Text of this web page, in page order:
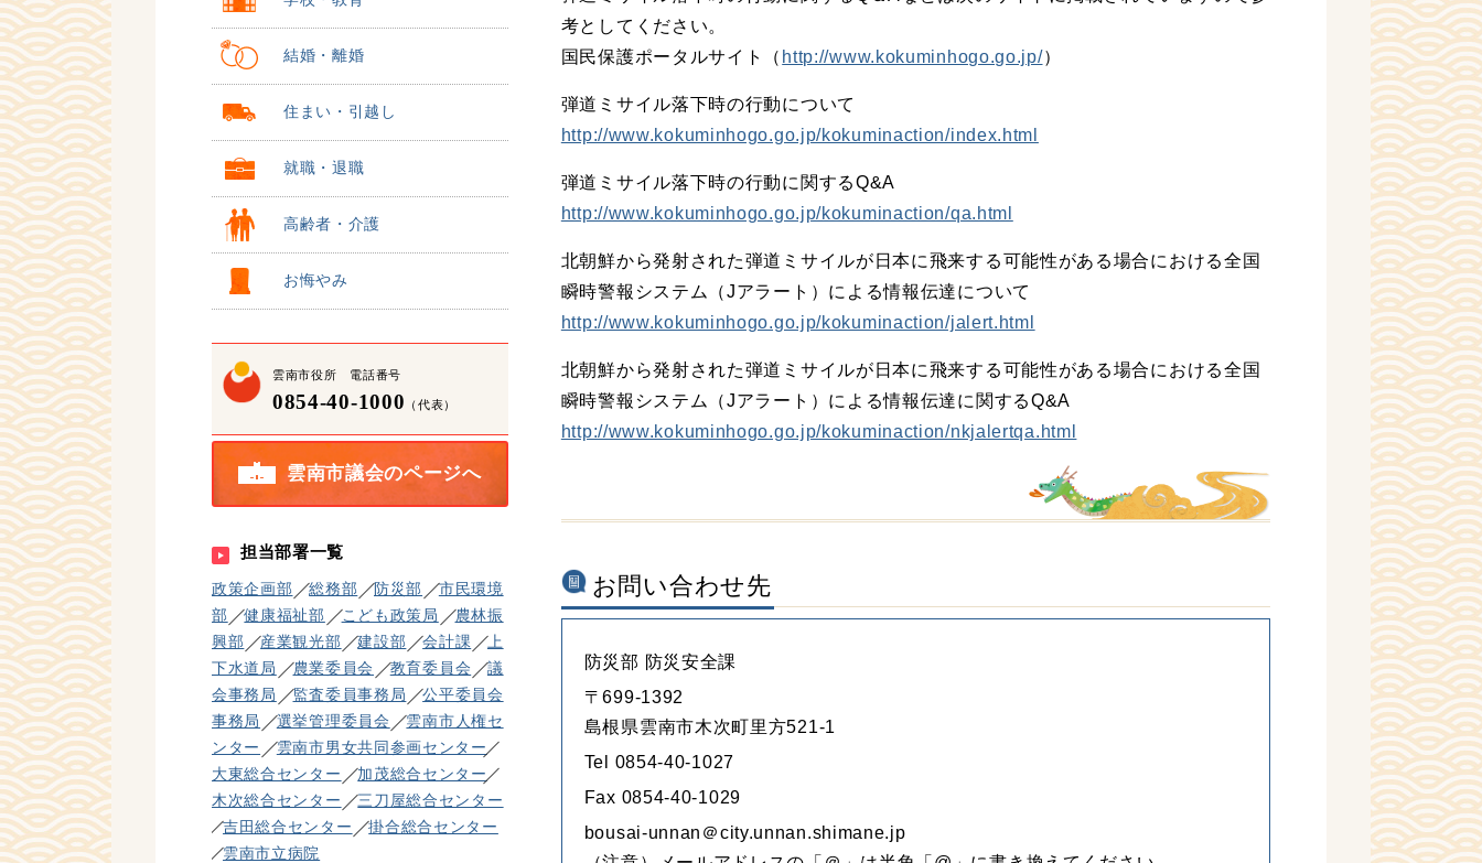
結婚・離婚
住まい・引越し
就職・退職
高齢者・介護
お悔やみ
雲南市役所 電話番号
0854-40-1000 （代表）
雲南市議会のページへ
担当部署一覧
政策企画部 総務部 防災部
市民環境
部
健康福祉部 こども政策局
農林振
興部
産業観光部 建設部 会計課
上
下水道局
農業委員会 教育委員会
議
会事務局
監査委員事務局
公平委員会
事務局
選挙管理委員会
雲南市人権セ
ンター
雲南市男女共同参画センター
大東総合センター
加茂総合センター
木次総合センター
三刀屋総合センター
吉田総合センター
掛合総合センター
雲南市立病院
考としてください。
国民保護ポータルサイト（ http://www.kokuminhogo.go.jp/）
弾道ミサイル落下時の行動について
http://www.kokuminhogo.go.jp/kokuminaction/index.html
弾道ミサイル落下時の行動に関するQ&A
http://www.kokuminhogo.go.jp/kokuminaction/qa.html
北朝鮮から発射された弾道ミサイルが日本に飛来する可能性がある場合における全国
瞬時警報システム（Jアラート）による情報伝達について
http://www.kokuminhogo.go.jp/kokuminaction/jalert.html
北朝鮮から発射された弾道ミサイルが日本に飛来する可能性がある場合における全国
瞬時警報システム（Jアラート）による情報伝達に関するQ&A
http://www.kokuminhogo.go.jp/kokuminaction/nkjalertqa.html
お問い合わせ先
防災部 防災安全課
〒699-1392
島根県雲南市木次町里方521-1
Tel 0854-40-1027
Fax 0854-40-1029
bousai-unnan＠city.unnan.shimane.jp